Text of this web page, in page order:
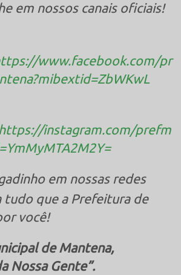
em nossos canais oficiais!
www.facebook.com/pr
https://instagram.com/prefm
em nossas redes
tudo que a Prefeitura de
você!
de Mantena,
Nossa Gente”.